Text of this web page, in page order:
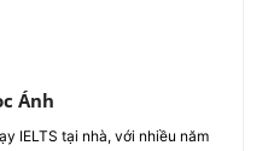
Ánh
IELTS tại nhà, với nhiều năm